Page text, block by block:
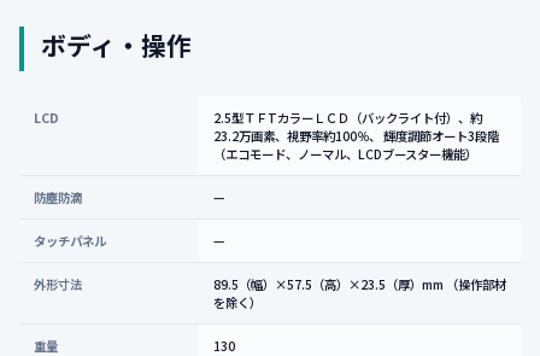
ボディ・操作
LCD
2.5型ＴＦTカラーＬＣＤ（バックライト付）、約
23.2万画素、視野率約100％、 輝度調節オート3段階
（エコモード、ノーマル、LCDブースター機能）
防塵防滴 —
タッチパネル —
外形寸法
89.5（幅）×57.5（高）×23.5（厚）mm （操作部材
を除く）
重量 130